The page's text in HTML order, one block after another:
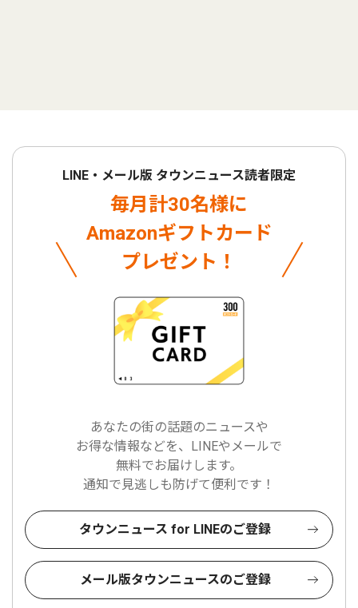
LINE・メール版 タウンニュース読者限定
毎月計30名様に
Amazonギフトカード
プレゼント！
あなたの街の話題のニュースや
お得な情報などを、LINEやメールで
無料でお届けします。
通知で見逃しも防げて便利です！
タウンニュース for LINEのご登録
メール版タウンニュースのご登録